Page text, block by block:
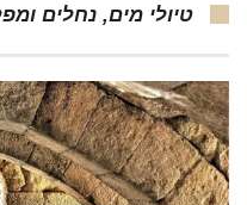
טיולי מים, נחלים